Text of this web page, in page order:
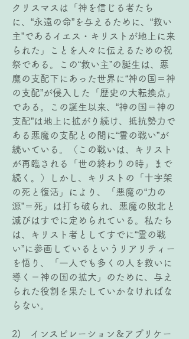
クリスマスは「神を信じる者たち
に、“永遠の命”を与えるために、“救い
主”であるイエス・キリストが地上に来
られた」ことを人々に伝えるための祝
祭である。この“救い主”の誕生は、悪
魔の支配下にあった世界に“神の国＝神
の支配”が侵入した「歴史の大転換点」
である。この誕生以来、“神の国＝神の
支配”は地上に拡がり続け、抵抗勢力で
ある悪魔の支配との間に“霊の戦い”が
続いている。（この戦いは、キリスト
が再臨される「世の終わりの時」まで
続く。）しかし、キリストの「十字架
の死と復活」により、「悪魔の“力の
源”＝死」は打ち破られ、悪魔の敗北と
滅びはすでに定められている。私たち
は、キリスト者としてすでに“霊の戦
い”に参画しているというリアリティー
を悟り、「一人でも多くの人を救いに
導く＝神の国の拡大」のために、与え
られた役割を果たしていかなければな
らない。
2)   インスピレーション＆アプリケー